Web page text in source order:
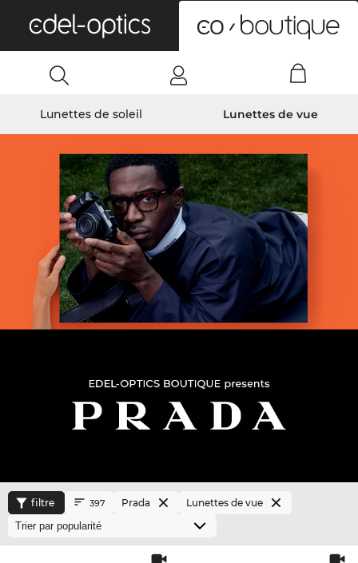
Lunettes de soleil Lunettes de vue
filtre 397 Prada Lunettes de vue